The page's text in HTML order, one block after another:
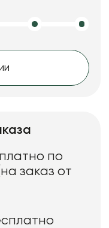
по
заказ от